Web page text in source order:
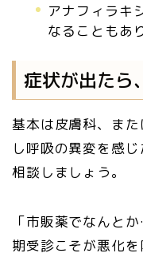
アナフィラキ
なることもあ
症状が出たら
基本は皮膚科、ま
し呼吸の異変を感
相談しましょう。
「市販薬でなんと
期受診こそが悪化を